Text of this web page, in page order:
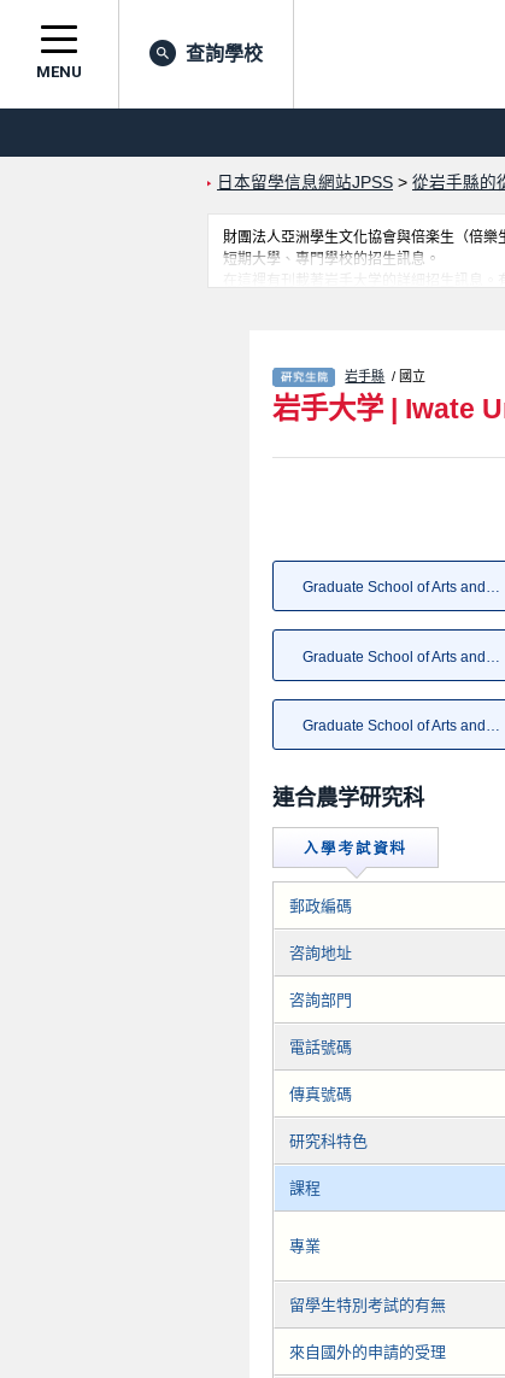
MENU
查詢學校
日本留學信息網站JPSS > 從岩手縣的
財團法人亞洲學生文化協會與倍楽生（倍
短期大學、專門學校的招生訊息。
在這裡有刊載著岩手大学的詳細招生訊息
岩手縣 / 國立
岩手大学 | Iwate
Graduate School of Arts and S...
Graduate School of Arts and S...
連合農学研究科
郵政編碼
咨詢地址
咨詢部門
電話號碼
傳真號碼
研究科特色
課程
專業
留學生特別考試的有無
來自國外的申請的受理